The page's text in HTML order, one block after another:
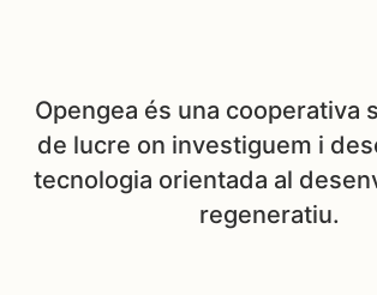
Opengea és una cooperativa
de lucre on investiguem i
tecnologia orientada al
regeneratiu.